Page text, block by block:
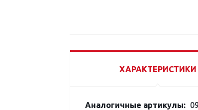
ХАРАКТЕРИСТИКИ
Аналогичные артикулы: